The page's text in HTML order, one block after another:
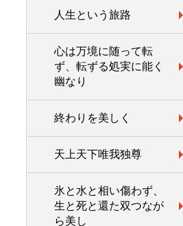
人生という旅路
心は万境に随って転
ず、転ずる処実に能く
幽なり
終わりを美しく
天上天下唯我独尊
氷と水と相い傷わず、
生と死と還た双つなが
ら美し